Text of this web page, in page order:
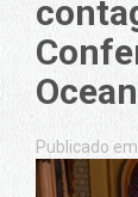
Publicado